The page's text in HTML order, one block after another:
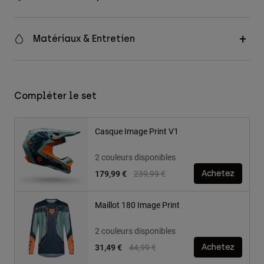
Matériaux & Entretien
Compléter le set
Casque Image Print V1
2 couleurs disponibles
Price reduced from
239,99 €to
179,99 € Achetez
Maillot 180 Image Print
2 couleurs disponibles
Price reduced from
44,99 €to
31,49 € Achetez